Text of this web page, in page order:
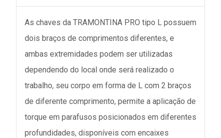
As chaves da TRAMONTINA PRO tipo L possuem
dois braços de comprimentos diferentes, e
ambas extremidades podem ser utilizadas
dependendo do local onde será realizado o
trabalho, seu corpo em forma de L com 2 braços
de diferente comprimento, permite a aplicação de
torque em parafusos posicionados em diferentes
profundidades, disponíveis com encaixes